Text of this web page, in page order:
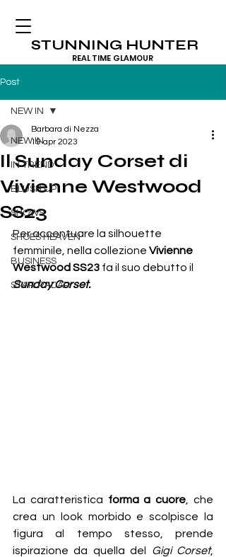
STUNNING HUNTER
REAL TIME GLAMOUR
Post
NEW IN
IN TREND
BLUSH UP
SHOWS
SHOES HEAVEN
BUSINESS
STAR RADAR
NEW IN
Il Sunday Corset di
Vivienne Westwood
SS23
Barbara di Nezza
19 apr 2023
Per accentuare la silhouette
femminile, nella collezione Vivienne
Westwood SS23 fa il suo debutto il
Sunday Corset.
La caratteristica forma a cuore , che
crea un look morbido e scolpisce la
figura al tempo stesso, prende
ispirazione da quella del Gigi Corset,